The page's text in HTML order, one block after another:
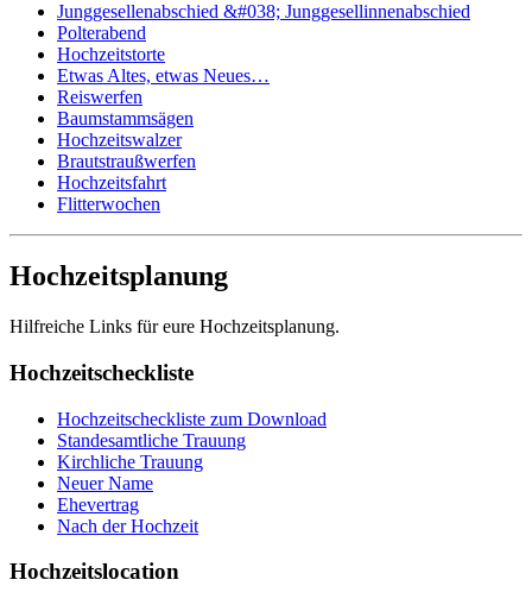
Junggesellenabschied &#038; Junggesellinnenabschied
Polterabend
Hochzeitstorte
Etwas Altes, etwas Neues…
Reiswerfen
Baumstammsägen
Hochzeitswalzer
Brautstraußwerfen
Hochzeitsfahrt
Flitterwochen
Hochzeitsplanung
Hilfreiche Links für eure Hochzeitsplanung.
Hochzeitscheckliste
Hochzeitscheckliste zum Download
Standesamtliche Trauung
Kirchliche Trauung
Neuer Name
Ehevertrag
Nach der Hochzeit
Hochzeitslocation